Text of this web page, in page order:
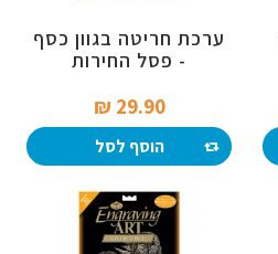
ערכת חריטה בגוון כסף
- פסל החירות
29.90 ₪‎
הוסף לסל